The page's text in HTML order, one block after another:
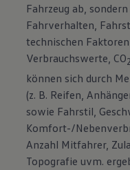
Fahrzeug ab,
Fahrverhalten,
technischen
Verbrauchswerte, CO2
können sich durch
(z. B. Reifen,
sowie Fahrstil,
Komfort-/
Anzahl Mitfahrer,
Topografie uvm.